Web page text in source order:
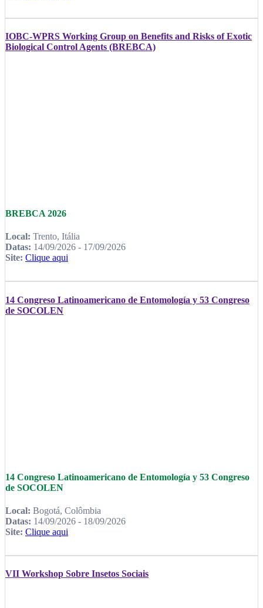
IOBC-WPRS Working Group on Benefits and Risks of Exotic
Biological Control Agents (BREBCA)
BREBCA 2026
Local: Trento, Itália
Datas: 14/09/2026 - 17/09/2026
Site: Clique aqui
14 Congreso Latinoamericano de Entomología y 53 Congreso
de SOCOLEN
14 Congreso Latinoamericano de Entomología y 53 Congreso
de SOCOLEN
Local: Bogotá, Colômbia
Datas: 14/09/2026 - 18/09/2026
Site: Clique aqui
VII Workshop Sobre Insetos Sociais